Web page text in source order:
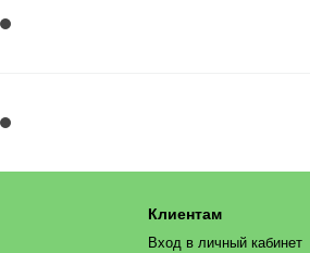
Клиентам
Вход в личный кабинет